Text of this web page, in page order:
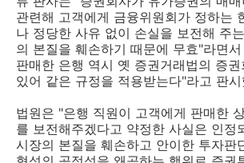
관련해 고객에게 금융위원회가 정하는
나 정당한 사유 없이 손실을 보전해 주
의 본질을 훼손하기 때문에 무효"라면
판매한 은행 역시 옛 증권거래법의 증
있어 같은 규정을 적용받는다"라고 판시
법원은 "은행 직원이 고객에게 판매한
를 보전해주겠다고 약정한 사실은 인정
시장의 본질을 훼손하고 안이한 투자판